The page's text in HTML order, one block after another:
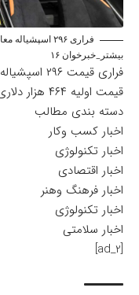
فراری ۲۹۶
بیشتر_خبرخوان ۱۶
فراری
قیمت اولیه ۴۶۴ هزار دلاری را برای آن تخمین می‌زنند.
دسته بندی مطالب
اخبار کسب وکار
اخبار تکنولوژی
اخبار اقتصادی
اخبار فرهنگ وهنر
اخبار تکنولوژی
اخبار سلامتی
[ad_2]